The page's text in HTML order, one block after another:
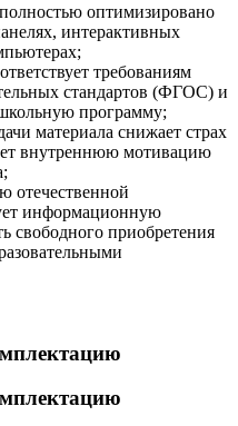
оптимизировано
интерактивных
требованиям
стандартов (ФГОС) и
программу;
материала снижает страх
внутреннюю мотивацию
отечественной
информационную
свободного приобретения